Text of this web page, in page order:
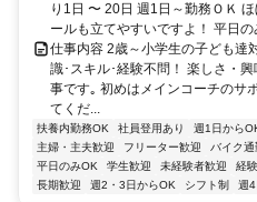
り1日 〜 20日 週1日～勤務ＯＫ
ールも立てやすいですよ！ 平日
仕事内容 2歳～小学生の子ども達
識･スキル･経験不問！ 楽しさ・
事です｡ 初めはメインコーチのサ
てくだ...
扶養内勤務OK 社員登用あり 週1日から
主婦・主夫歓迎
フリーター歓迎 バイク
平日のみOK
学生歓迎 未経験者歓迎 経
長期歓迎
週2・3日からOK シフト制 週